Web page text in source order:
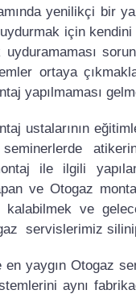
yenilikçi bir
için
ortaya
yapılmaması
ustalarının
ile ilgili
ve Otogaz
ve
servislerimiz
yaygın Otogaz
aynı